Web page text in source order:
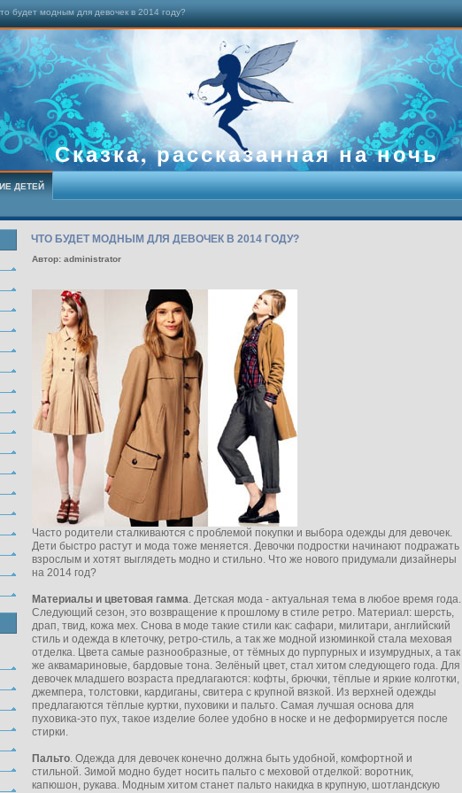
будет модным для девочек в 2014 году?
Сказка, рассказанная на ночь
ДЕТЕЙ
ЧТО БУДЕТ МОДНЫМ ДЛЯ ДЕВОЧЕК В 2014 ГОДУ?
Автор: administrator
Часто родители сталкиваются с проблемой покупки и выбора одежды для девочек.
Дети быстро растут и мода тоже меняется. Девочки подростки начинают подражать
взрослым и хотят выглядеть модно и стильно. Что же нового придумали дизайнеры
на 2014 год?
Материалы и цветовая гамма. Детская мода - актуальная тема в любое время года.
Следующий сезон, это возвращение к прошлому в стиле ретро. Материал: шерсть,
драп, твид, кожа мех. Снова в моде такие стили как: сафари, милитари, английский
стиль и одежда в клеточку, ретро-стиль, а так же модной изюминкой стала меховая
отделка. Цвета самые разнообразные, от тёмных до пурпурных и изумрудных, а так
же аквамариновые, бардовые тона. Зелёный цвет, стал хитом следующего года. Для
девочек младшего возраста предлагаются: кофты, брючки, тёплые и яркие колготки,
джемпера, толстовки, кардиганы, свитера с крупной вязкой. Из верхней одежды
предлагаются тёплые куртки, пуховики и пальто. Самая лучшая основа для
пуховика-это пух, такое изделие более удобно в носке и не деформируется после
стирки.
Пальто. Одежда для девочек конечно должна быть удобной, комфортной и
стильной. Зимой модно будет носить пальто с меховой отделкой: воротник,
капюшон, рукава. Модным хитом станет пальто накидка в крупную, шотландскую